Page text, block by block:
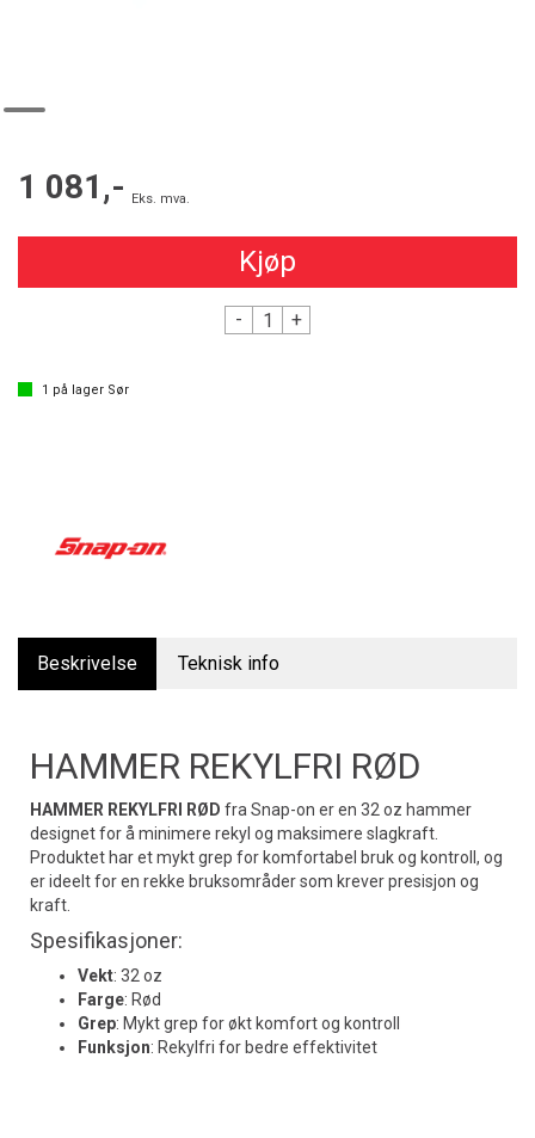
1 081,- Eks. mva.
Kjøp
- +
1 på lager Sør
Beskrivelse Teknisk info
HAMMER REKYLFRI RØD
HAMMER REKYLFRI RØD fra Snap-on er en 32 oz hammer
designet for å minimere rekyl og maksimere slagkraft.
Produktet har et mykt grep for komfortabel bruk og kontroll, og
er ideelt for en rekke bruksområder som krever presisjon og
kraft.
Spesifikasjoner:
Vekt: 32 oz
Farge: Rød
Grep: Mykt grep for økt komfort og kontroll
Funksjon: Rekylfri for bedre effektivitet